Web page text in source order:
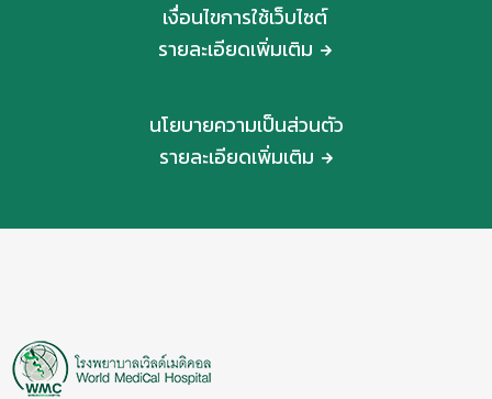
เงื่อนไขการใช้เว็บไซต์
รายละเอียดเพิ่มเติม
นโยบายความเป็นส่วนตัว
รายละเอียดเพิ่มเติม